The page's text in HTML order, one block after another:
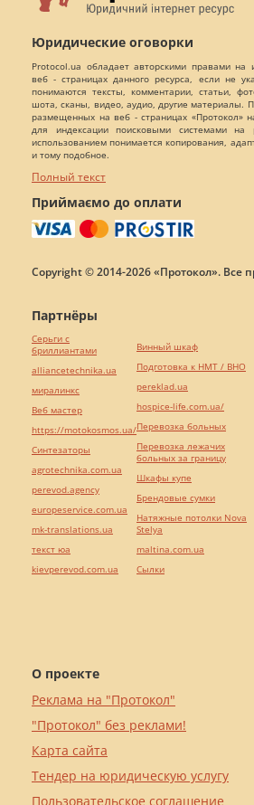
Юридические оговорки
Protocol.ua обладает авторскими правами
веб - страницах данного ресурса, если не
понимаются тексты, комментарии, статьи,
шота, сканы, видео, аудио, другие материалы.
размещенных на веб - страницах «Протокол»
для индексации поисковыми системами на
использованием понимается копирования,
и тому подобное.
Полный текст
Приймаємо до оплати
Copyright © 2014-2026 «Протокол». Все
О проекте
Реклама на "Протокол"
"Протокол" без реклами!
Карта сайта
Тендер на юридическую услугу
Пользовательское соглашение
Партнёры
Серьги с
бриллиантами
alliancetechnika.ua
миралинкс
Веб мастер
https://motokosmos.ua/
Синтезаторы
agrotechnika.com.ua
perevod.agency
europeservice.com.ua
mk-translations.ua
текст юа
kievperevod.com.ua
Винный шкаф
Подготовка к НМТ / ВНО
pereklad.ua
hospice-life.com.ua/
Перевозка больных
Перевозка лежачих
больных за границу
Шкафы купе
Брендовые сумки
Натяжные потолки Nova
Stelya
maltina.com.ua
Cылки